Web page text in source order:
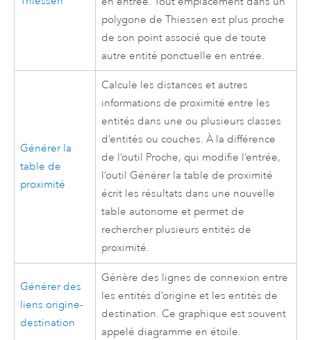
polygone de Thiessen est plus proche
de son point associé que de toute
autre entité ponctuelle en entrée.
Générer la
table de
proximité
Calcule les distances et autres
informations de proximité entre les
entités dans une ou plusieurs classes
d’entités ou couches. À la différence
de l’outil Proche, qui modifie l’entrée,
l’outil Générer la table de proximité
écrit les résultats dans une nouvelle
table autonome et permet de
rechercher plusieurs entités de
proximité.
Générer des
liens origine-
destination
Génère des lignes de connexion entre
les entités d’origine et les entités de
destination. Ce graphique est souvent
appelé diagramme en étoile.